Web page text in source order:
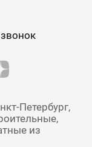
Петербург,
из